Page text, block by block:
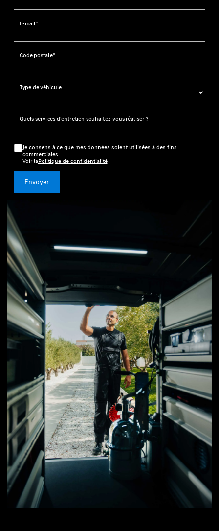
E-mail*
Code postale*
Type de véhicule
Quels services d'entretien souhaitez-vous réaliser ?
Je consens à ce que mes données soient utilisées à des fins
commerciales
Voir laPolitique de confidentialité
Envoyer